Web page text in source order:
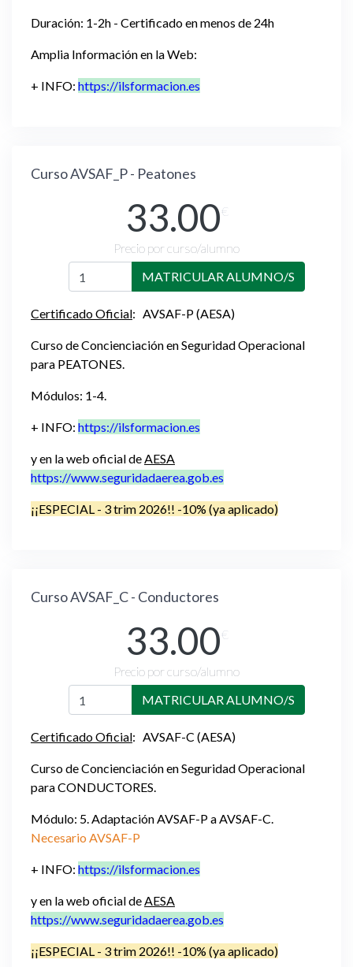
Duración: 1-2h - Certificado en menos de 24h
Amplia Información en la Web:
+ INFO: https://ilsformacion.es
Curso AVSAF_P - Peatones
33.00€
Precio por curso/alumno
MATRICULAR ALUMNO/S
Certificado Oficial: AVSAF-P (AESA)
Curso de Concienciación en Seguridad Operacional
para PEATONES.
Módulos: 1-4.
+ INFO: https://ilsformacion.es
y en la web oficial deAESA
https://www.seguridadaerea.gob.es
¡¡ESPECIAL - 3 trim 2026!! -10% (ya aplicado)
Curso AVSAF_C - Conductores
33.00€
Precio por curso/alumno
MATRICULAR ALUMNO/S
Certificado Oficial: AVSAF-C (AESA)
Curso de Concienciación en Seguridad Operacional
para CONDUCTORES.
Módulo: 5. Adaptación AVSAF-P a AVSAF-C.
Necesario AVSAF-P
+ INFO: https://ilsformacion.es
y en la web oficial deAESA
https://www.seguridadaerea.gob.es
¡¡ESPECIAL - 3 trim 2026!! -10% (ya aplicado)